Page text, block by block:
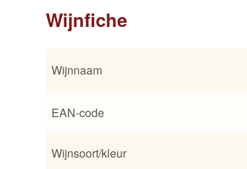
Wijnfiche
Wijnnaam
EAN-code
Wijnsoort/kleur